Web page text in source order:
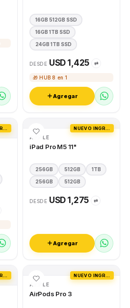
16GB 512GB SSD
16GB 1TB SSD
24GB 1TB SSD
DESDE USD 1,425 ⇄
🎁 HUB 8 en 1
Agregar
APPLE
iPad Pro M5 11"
256GB 512GB 1TB
256GB 512GB
DESDE USD 1,275 ⇄
Agregar
APPLE
AirPods Pro 3